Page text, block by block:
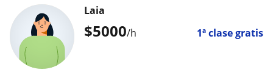
$5000/h 1ª clase gratis
Laia